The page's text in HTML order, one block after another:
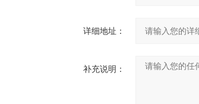
详细地址：
补充说明：